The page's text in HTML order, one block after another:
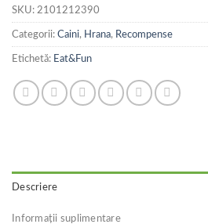
SKU: 2101212390
Categorii: Caini, Hrana, Recompense
Etichetă: Eat&Fun
Descriere
Informații suplimentare